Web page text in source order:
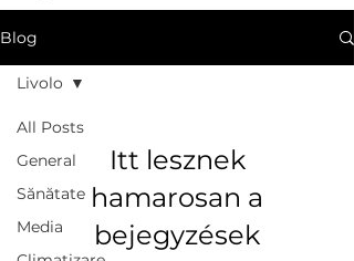
Blog
All Posts
General
Sănătate
Media
Livolo
Itt lesznek
hamarosan a
bejegyzések